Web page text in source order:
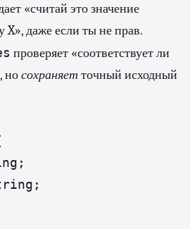
«считай это значение
даже если ты не прав.
проверяет «соответствует ли
носохраняет точный исходный